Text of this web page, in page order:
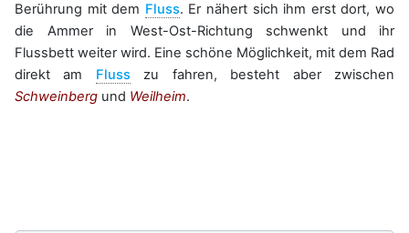
Berührung mit dem Fluss. Er nähert sich ihm erst dort, wo
die Ammer in West-Ost-Richtung schwenkt und ihr
Flussbett weiter wird. Eine schöne Möglichkeit, mit dem Rad
direkt am Flusszu fahren, besteht aber zwischen
Schweinberg und Weilheim.